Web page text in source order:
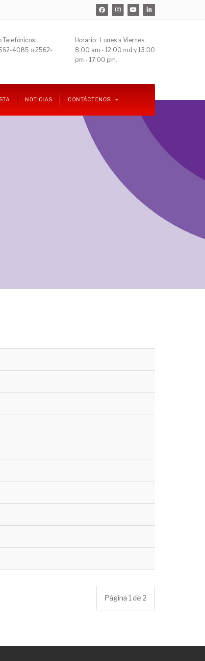
Telefónicos:
4085 o 2562-
Horario: Lunes a Viernes
8:00 am - 12:00 md y 13:00
pm - 17:00 pm.
NOTICIAS CONTÁCTENOS
Página 1 de 2